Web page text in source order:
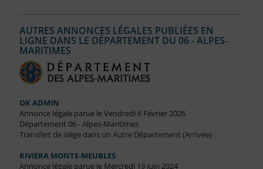
AUTRES ANNONCES LÉGALES PUBLIÉES EN
LIGNE DANS LE DÉPARTEMENT DU 06 - ALPES-
MARITIMES
OK ADMIN
Annonce légale parue le Vendredi 6 Février 2026
Département 06 - Alpes-Maritimes
Transfert de siège dans un Autre Département (Arrivée)
RIVIERA MONTE-MEUBLES
Annonce légale parue le Mercredi 19 Juin 2024